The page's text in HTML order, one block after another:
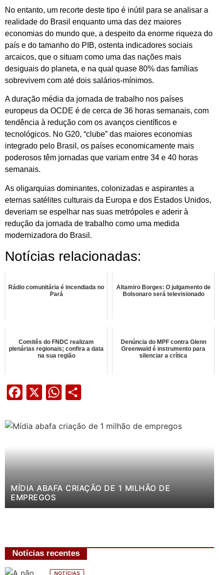
No entanto, um recorte deste tipo é inútil para se analisar a
realidade do Brasil enquanto uma das dez maiores
economias do mundo que, a despeito da enorme riqueza do
país e do tamanho do PIB, ostenta indicadores sociais
arcaicos, que o situam como uma das nações mais
desiguais do planeta, e na qual quase 80% das famílias
sobrevivem com até dois salários-mínimos.
A duração média da jornada de trabalho nos países
europeus da OCDE é de cerca de 36 horas semanais, com
tendência à redução com os avanços científicos e
tecnológicos. No G20, “clube” das maiores economias
integrado pelo Brasil, os países economicamente mais
poderosos têm jornadas que variam entre 34 e 40 horas
semanais.
As oligarquias dominantes, colonizadas e aspirantes a
eternas satélites culturais da Europa e dos Estados Unidos,
deveriam se espelhar nas suas metrópoles e aderir à
redução da jornada de trabalho como uma medida
modernizadora do Brasil.
Notícias relacionadas:
Rádio comunitária é incendiada no
Pará
Altamiro Borges: O julgamento de
Bolsonaro será televisionado
Comitês do FNDC realizam
plenárias regionais; confira a data
na sua região
Denúncia do MPF contra Glenn
Greenwald é instrumento para
silenciar a crítica
Facebook
X WhatsApp
MÍDIA ABAFA CRIAÇÃO DE 1 MILHÃO DE
EMPREGOS
Notícias recentes
NOTÍCIAS